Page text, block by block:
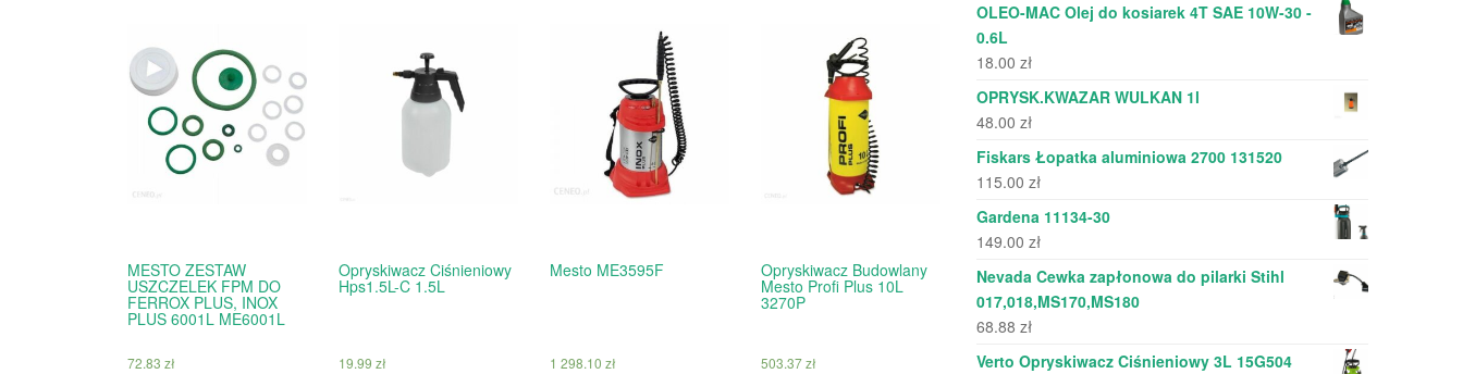
MESTO ZESTAW
USZCZELEK FPM DO
FERROX PLUS, INOX
PLUS 6001L ME6001L
72.83 zł
Opryskiwacz Ciśnieniowy
Hps1.5L-C 1.5L
19.99 zł
Mesto ME3595F
1 298.10 zł
Opryskiwacz Budowlany
Mesto Profi Plus 10L
3270P
503.37zł
OLEO-MAC Olej do kosiarek 4T SAE 10W-30 -
0.6L
18.00 zł
OPRYSK.KWAZAR WULKAN 1l
48.00 zł
Fiskars Łopatka aluminiowa 2700 131520
115.00 zł
Gardena 11134-30
149.00 zł
Nevada Cewka zapłonowa do pilarki Stihl
017,018,MS170,MS180
68.88 zł
Verto Opryskiwacz Ciśnieniowy 3L 15G504